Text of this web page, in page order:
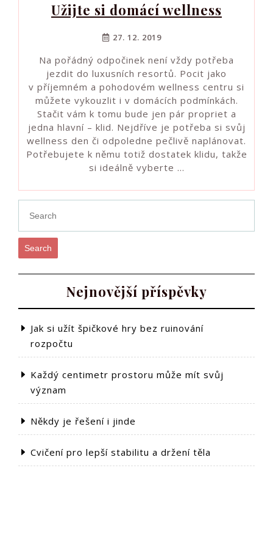
Užijte si domácí wellness
27. 12. 2019
Na pořádný odpočinek není vždy potřeba
jezdit do luxusních resortů. Pocit jako
v příjemném a pohodovém wellness centru si
můžete vykouzlit i v domácích podmínkách.
Stačit vám k tomu bude jen pár propriet a
jedna hlavní – klid. Nejdříve je potřeba si svůj
wellness den či odpoledne pečlivě naplánovat.
Potřebujete k němu totiž dostatek klidu, takže
si ideálně vyberte …
Search
Nejnovější příspěvky
Jak si užít špičkové hry bez ruinování
rozpočtu
Každý centimetr prostoru může mít svůj
význam
Někdy je řešení i jinde
Cvičení pro lepší stabilitu a držení těla